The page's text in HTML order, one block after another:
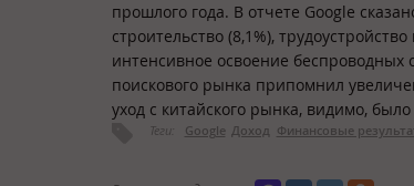
прошлого года. В отчете Google
строительство (8,1%),
интенсивное освоение беспроводных
поискового рынка припомнил
уход с китайского рынка, видимо,
Теги: Google Доход Финансовые